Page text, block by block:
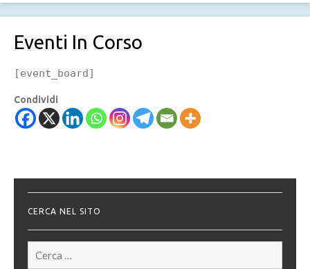
Eventi In Corso
[event_board]
Condividi
CERCA NEL SITO
per: